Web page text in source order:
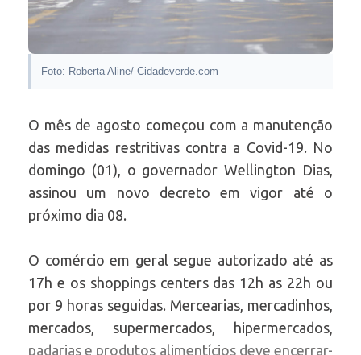
Foto: Roberta Aline/ Cidadeverde.com
O mês de agosto começou com a manutenção
das medidas restritivas contra a Covid-19. No
domingo (01), o governador Wellington Dias,
assinou um novo decreto em vigor até o
próximo dia 08.
O comércio em geral segue autorizado até as
17h e os shoppings centers das 12h as 22h ou
por 9 horas seguidas. Mercearias, mercadinhos,
mercados, supermercados, hipermercados,
padarias e produtos alimentícios deve encerrar-